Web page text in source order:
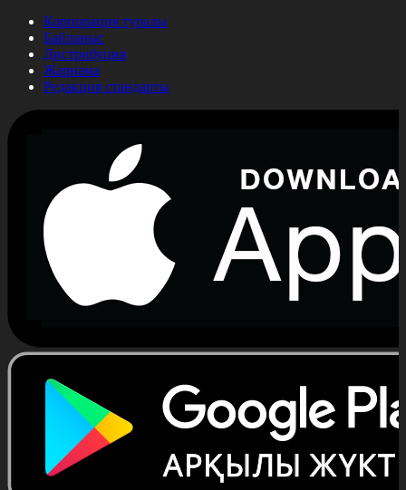
Корпорация туралы
Байланыс
Дистрибуция
Жарнама
Редакция стандарты